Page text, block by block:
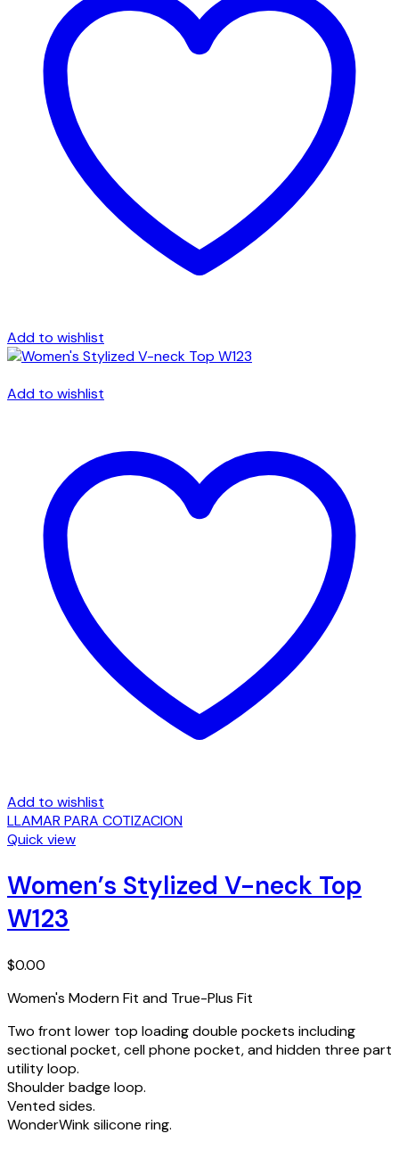
Add to wishlist
Add to wishlist
Add to wishlist
LLAMAR PARA COTIZACION
Quick view
Women’s Stylized V-neck Top
W123
$0.00
Women's Modern Fit and True-Plus Fit
Two front lower top loading double pockets including
sectional pocket, cell phone pocket, and hidden three part
utility loop.
Shoulder badge loop.
Vented sides.
WonderWink silicone ring.